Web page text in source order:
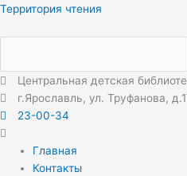
Перейти
Территория чтения
Центральная детская
г.Ярославль, ул. Труфанова,
23-00-34
Меню
Главная
Контакты
Меню